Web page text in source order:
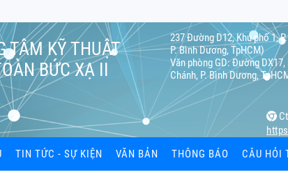
TÂM KỸ THUẬT
BỨC XẠ II
237 Đường D12, Khu phố 1,
P. Bình Dương, TpHCM)
Văn phòng GD: Đường
Chánh, P. Bình Dương,
TIN TỨC - SỰ KIỆN VĂN BẢN THÔNG BÁO CÂU HỎI